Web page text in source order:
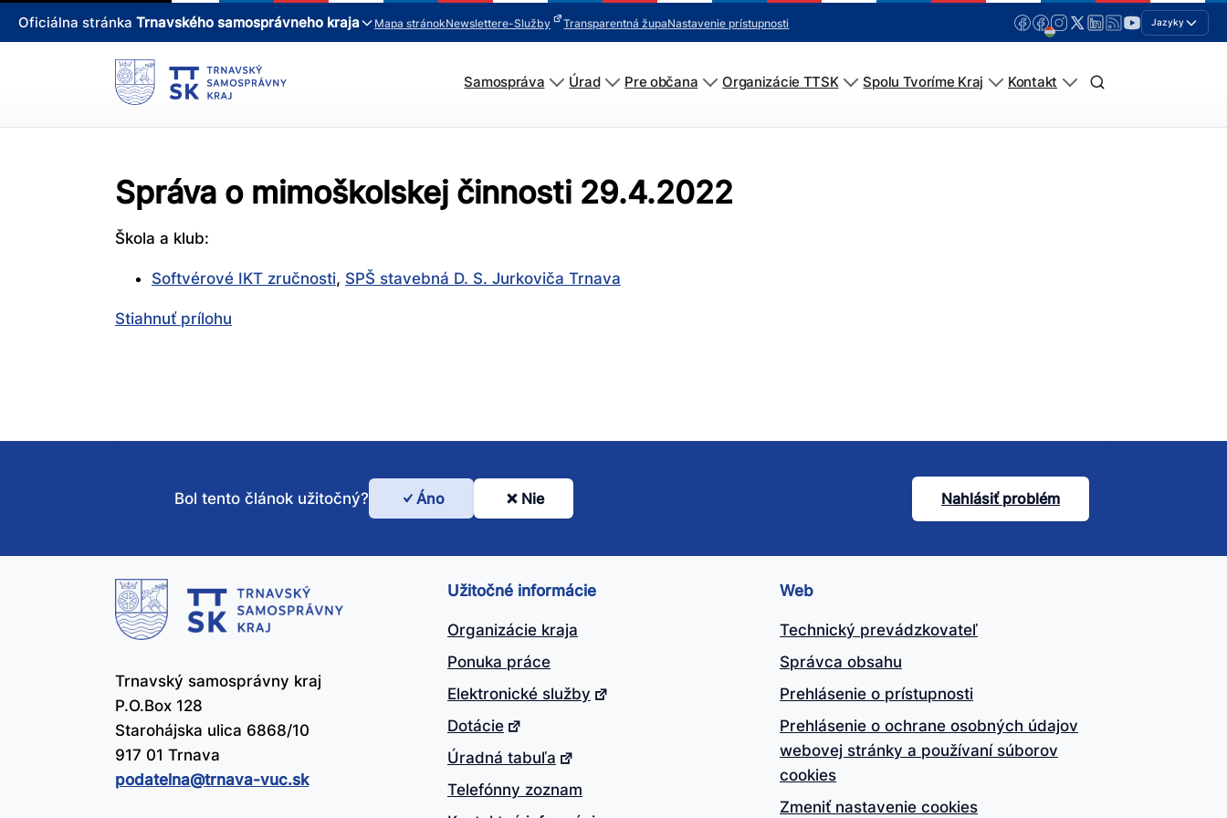
Oficiálna stránka Trnavského samosprávneho kraja Mapa stránokNewslettere-Služby Transparentná župaNastavenie prístupnosti Jazyky
Samospráva Úrad Pre občana Organizácie TTSK Spolu Tvoríme Kraj Kontakt
Správa o mimoškolskej činnosti 29.4.2022
Škola a klub:
Softvérové IKT zručnosti, SPŠ stavebná D. S. Jurkoviča Trnava
Stiahnuť prílohu
Bol
tento
článok
užitočný?
Bol tento článok užitočný? Áno Nie Nahlásiť problém
Trnavský samosprávny kraj
P.O.Box 128
Starohájska ulica 6868/10
917 01 Trnava
podatelna@​trnava-vuc.sk
Užitočné informácie
Organizácie kraja
Ponuka práce
Elektronické služby
Dotácie
Úradná tabuľa
Telefónny zoznam
Web
Technický prevádzkovateľ
Správca obsahu
Prehlásenie o prístupnosti
Prehlásenie o ochrane osobných údajov
webovej stránky a používaní súborov
cookies
Zmeniť nastavenie cookies